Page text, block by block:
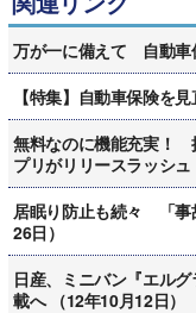
万が一に備えて 自動車
【特集】自動車保険を
無料なのに機能充実！
プリがリリースラッシュ
居眠り防止も続々 「事
26日）
日産、ミニバン『エル
載へ （12年10月12日）